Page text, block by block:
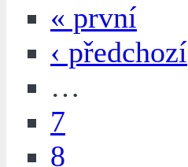
« první
‹ předchozí
…
7
8